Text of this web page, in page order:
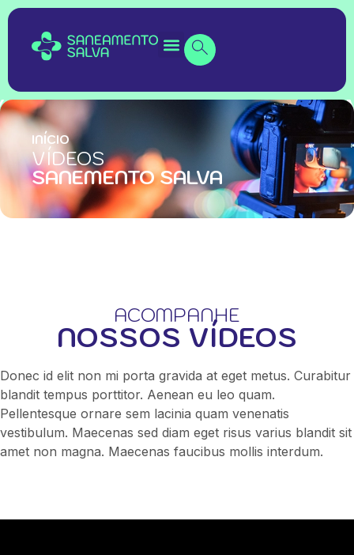
INÍCIO
VÍDEOS
SANEMENTO SALVA
ACOMPANHE
NOSSOS VÍDEOS
Donec id elit non mi porta gravida at eget metus. Curabitur
blandit tempus porttitor. Aenean eu leo quam.
Pellentesque ornare sem lacinia quam venenatis
vestibulum. Maecenas sed diam eget risus varius blandit sit
amet non magna. Maecenas faucibus mollis interdum.